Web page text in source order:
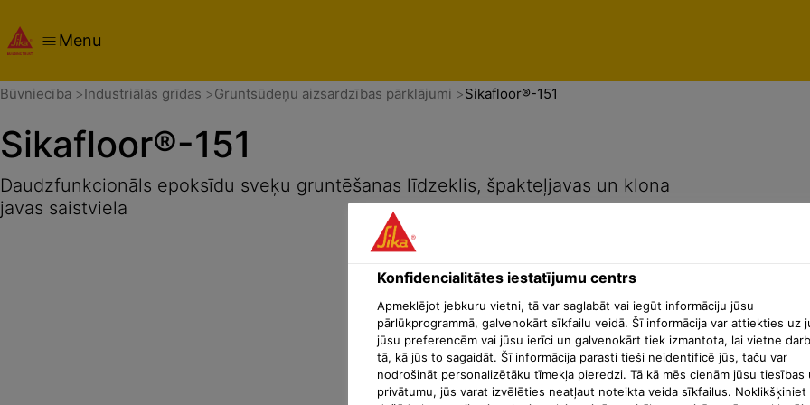
Menu
Būvniecība Industriālās grīdas Gruntsūdeņu aizsardzības pārklājumi Sikafloor®-151
Sikafloor®-151
Daudzfunkcionāls epoksīdu sveķu gruntēšanas līdzeklis, špakteļjavas un klona
javas saistviela
Konfidencialitātes iestatījumu centrs
Apmeklējot jebkuru vietni, tā var saglabāt vai iegūt informāciju jūsu
pārlūkprogrammā, galvenokārt sīkfailu veidā. Šī informācija var attiekties uz
jūsu preferencēm vai jūsu ierīci un galvenokārt tiek izmantota, lai vietne
tā, kā jūs to sagaidāt. Šī informācija parasti tieši neidentificē jūs, taču var
nodrošināt personalizētāku tīmekļa pieredzi. Tā kā mēs cienām jūsu tiesības
privātumu, jūs varat izvēlēties neatļaut noteikta veida sīkfailus. Noklikšķiniet
PārskatsProdukta detaļasIzmantošanas veidsDokumentiKonfidencialitātes iestatījumu centrs